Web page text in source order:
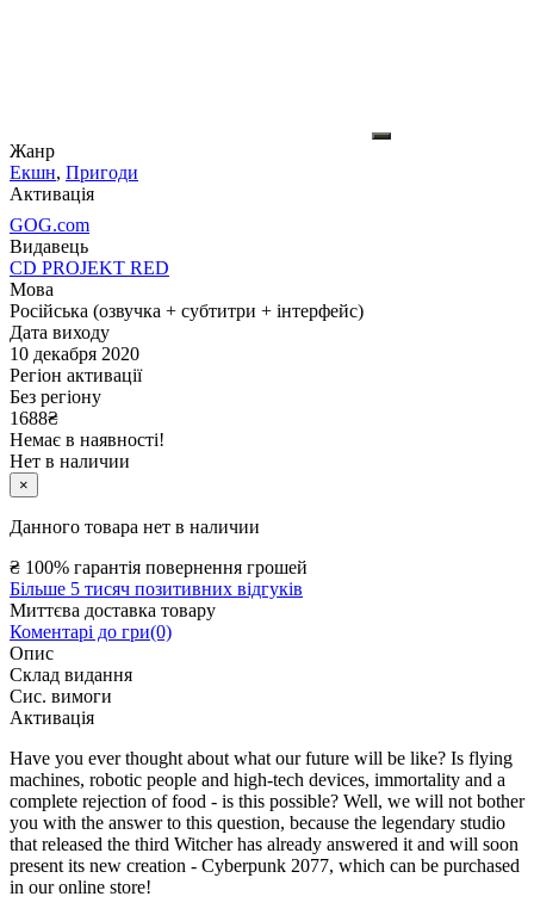
Жанр
Екшн, Пригоди
Активація
GOG.com
Видавець
CD PROJEKT RED
Мова
Російська (озвучка + субтитри + інтерфейс)
Дата виходу
10 декабря 2020
Регіон активації
Без регіону
1688₴
Немає в наявності!
Нет в наличии
×
Данного товара нет в наличии
₴ 100% гарантія повернення грошей
Більше 5 тисяч позитивних відгуків
Миттєва доставка товару
Коментарі до гри(0)
Опис
Склад видання
Сис. вимоги
Активація
Have you ever thought about what our future will be like? Is flying
machines, robotic people and high-tech devices, immortality and a
complete rejection of food - is this possible? Well, we will not bother
you with the answer to this question, because the legendary studio
that released the third Witcher has already answered it and will soon
present its new creation - Cyberpunk 2077, which can be purchased
in our online store!